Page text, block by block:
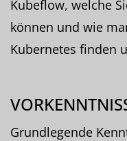
Kubeflow, welche
können und wie
Kubernetes finden
Grundlegende